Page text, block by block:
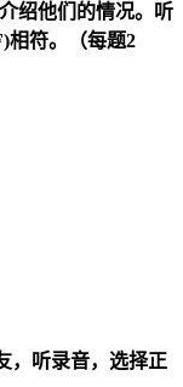
绍他们的情况。听
相符。（每题2
，听录音，选择正